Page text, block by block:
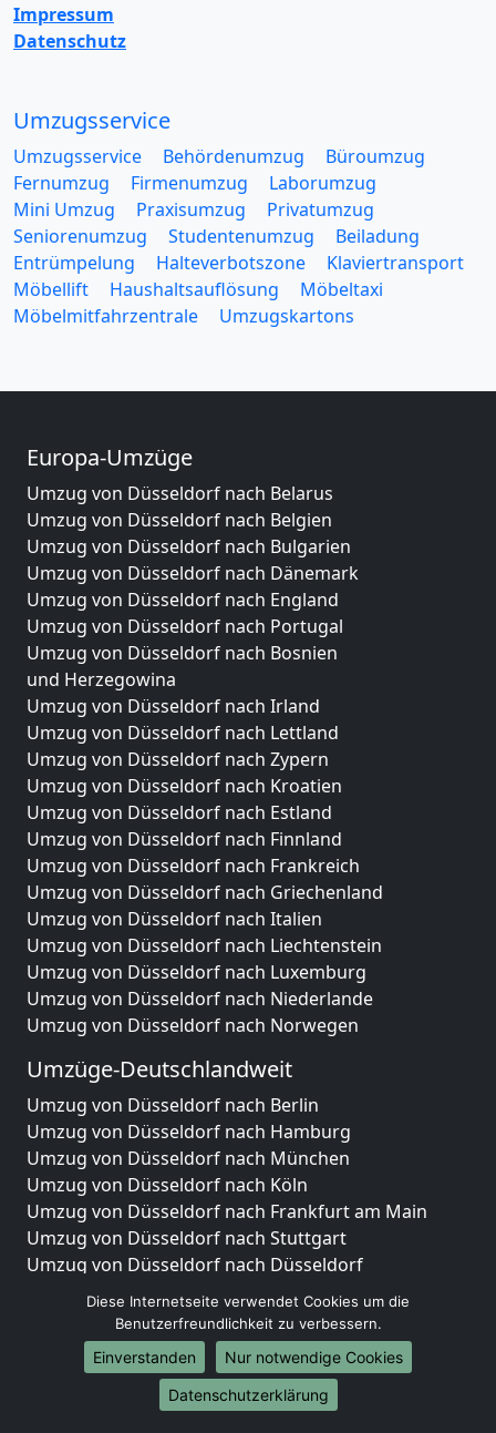
Impressum
Datenschutz
Umzugsservice
Umzugsservice Behördenumzug
Büroumzug
Fernumzug
Firmenumzug
Laborumzug
Mini Umzug
Praxisumzug
Privatumzug
Seniorenumzug
Studentenumzug
Beiladung
Entrümpelung
Halteverbotszone
Klaviertransport
Möbellift
Haushaltsauflösung
Möbeltaxi
Möbelmitfahrzentrale
Umzugskartons
Europa-Umzüge
Umzug von Düsseldorf nach Belarus
Umzug von Düsseldorf nach Belgien
Umzug von Düsseldorf nach Bulgarien
Umzug von Düsseldorf nach Dänemark
Umzug von Düsseldorf nach England
Umzug von Düsseldorf nach Portugal
Umzug von Düsseldorf nach Bosnien
und Herzegowina
Umzug von Düsseldorf nach Irland
Umzug von Düsseldorf nach Lettland
Umzug von Düsseldorf nach Zypern
Umzug von Düsseldorf nach Kroatien
Umzug von Düsseldorf nach Estland
Umzug von Düsseldorf nach Finnland
Umzug von Düsseldorf nach Frankreich
Umzug von Düsseldorf nach Griechenland
Umzug von Düsseldorf nach Italien
Umzug von Düsseldorf nach Liechtenstein
Umzug von Düsseldorf nach Luxemburg
Umzug von Düsseldorf nach Niederlande
Umzug von Düsseldorf nach Norwegen
Umzüge-Deutschlandweit
Umzug von Düsseldorf nach Berlin
Umzug von Düsseldorf nach Hamburg
Umzug von Düsseldorf nach München
Umzug von Düsseldorf nach Köln
Umzug von Düsseldorf nach Frankfurt am Main
Umzug von Düsseldorf nach Stuttgart
Umzug von Düsseldorf nach Düsseldorf
Umzug von Düsseldorf nach Leipzig
Umzug von Düsseldorf nach Dortmund
Umzug von Düsseldorf nach Essen
Umzug von Düsseldorf nach Bremen
Umzug von Düsseldorf nach Dresden
Diese Internetseite verwendet Cookies um die
Benutzerfreundlichkeit zu verbessern.
Einverstanden
Nur notwendige Cookies
Datenschutzerklärung